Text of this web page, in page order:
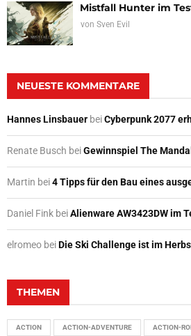
Mistfall Hunter im
von Sven Evil
NEUESTE KOMMENTARE
Hannes Linsbauer beiCyberpunk 2077
Renate Busch beiGewinnspiel The
Martin bei4 Tipps für den Bau eines
Daniel Fink beiAlienware AW3423DW im
elromeo beiDie Ski Challenge ist im
THEMEN
ACTION ACTION-ADVENTURE ACTION-